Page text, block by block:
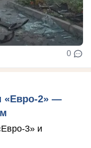
0
«Евро-2» —
3» и